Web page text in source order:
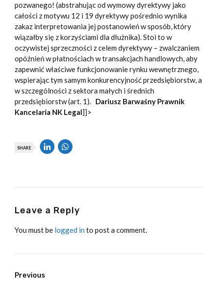
pozwanego! (abstrahując od wymowy dyrektywy jako
całości z motywu 12 i 19 dyrektywy pośrednio wynika
zakaz interpretowania jej postanowień w sposób, który
wiązałby się z korzyściami dla dłużnika). Stoi to w
oczywistej sprzeczności z celem dyrektywy – zwalczaniem
opóźnień w płatnościach w transakcjach handlowych, aby
zapewnić właściwe funkcjonowanie rynku wewnętrznego,
wspierając tym samym konkurencyjność przedsiębiorstw, a
w szczególności z sektora małych i średnich
przedsiębiorstw (art. 1). Dariusz Barwaśny Prawnik
Kancelaria NK Legal]]>
SHARE
Leave a Reply
You must be logged in to post a comment.
Previous